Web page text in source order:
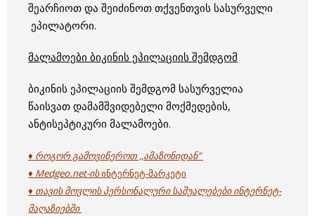
შეარჩიოთ და შეიძინოთ თქვენთვის სასურველი
ეპილატორი.
მალამოები ბიკინის ეპილაციის შემდგომ
ბიკინის ეპილაციის შემდგომ სასურველია
წაისვათ დამამშვიდებელი მოქმედების,
ანტისეპტიკური მალამოები.
♦ როგორ გამოვიწეროთ ,,ამაზონიდან”
♦ Medgeo.net-ისინტერნეტ-მარკეტი
♦ თავის მოვლის პერსონალური საშუალებები ინტერნეტ-
მაღაზიებში